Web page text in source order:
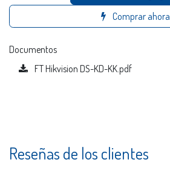
Comprar ahora
Documentos
FT Hikvision DS-KD-KK.pdf
Reseñas de los clientes